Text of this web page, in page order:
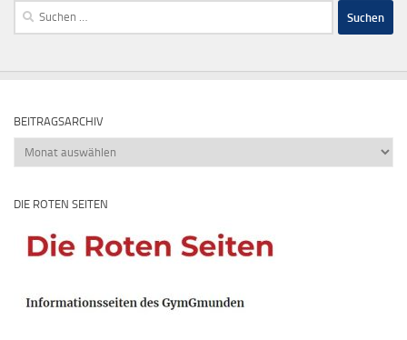
Suchen
BEITRAGSARCHIV
Beitragsarchiv
DIE ROTEN SEITEN